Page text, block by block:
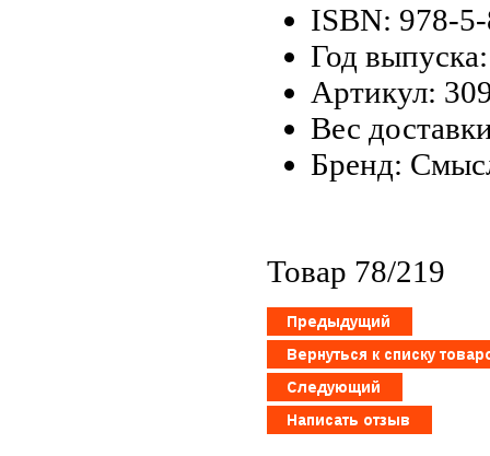
ISBN: 978-
Год
Артикул:
Вес
Бренд:
Товар 78/219